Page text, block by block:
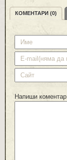
КОМЕНТАРИ (0)
Напиши коментар